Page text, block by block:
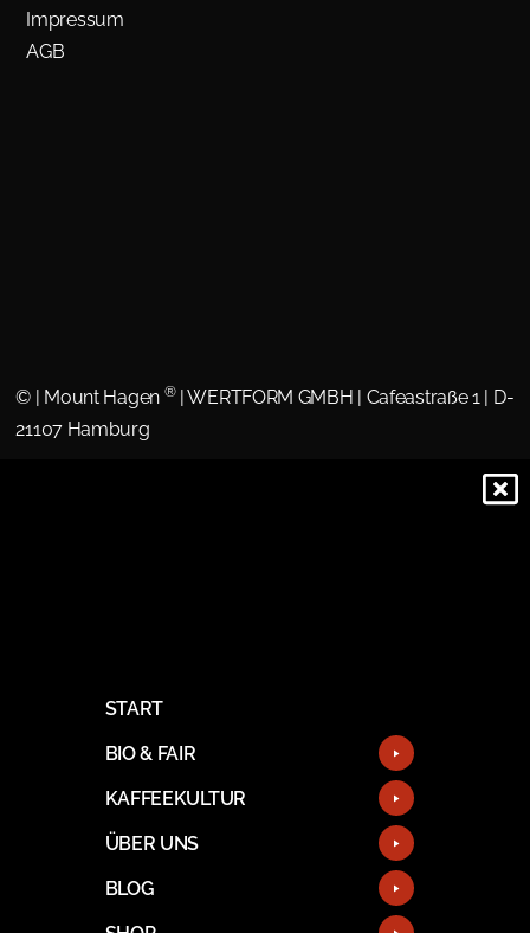
Impressum
AGB
© | Mount Hagen ®| WERTFORM GMBH | Cafeastraße 1 | D-
21107 Hamburg
START
BIO & FAIR
KAFFEEKULTUR
ÜBER UNS
BLOG